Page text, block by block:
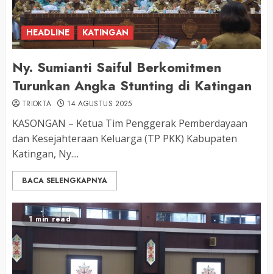
HEADLINE KATINGAN
Ny. Sumianti Saiful Berkomitmen
Turunkan Angka Stunting di Katingan
TRIOKTA 14 AGUSTUS 2025
KASONGAN – Ketua Tim Penggerak Pemberdayaan
dan Kesejahteraan Keluarga (TP PKK) Kabupaten
Katingan, Ny....
BACA SELENGKAPNYA
1 min read